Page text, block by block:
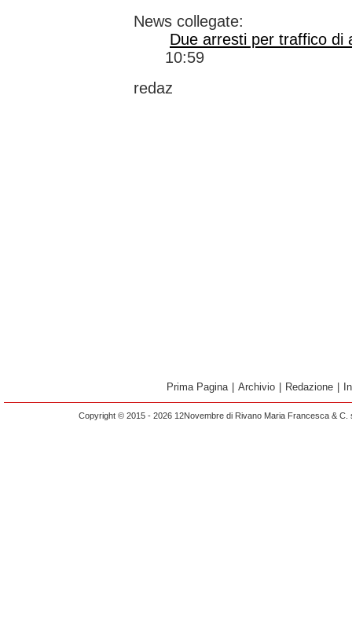
News collegate:
Due arresti per traffico di
10:59
redaz
Prima Pagina Archivio Redazione
Copyright © 2015 - 2026 12Novembre di Rivano Maria Francesca &